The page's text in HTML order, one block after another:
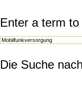
Enter a term
Die Suche